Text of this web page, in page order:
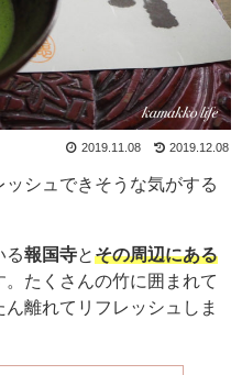
2019.12.08
2019.11.08
ッシュできそうな気がする
る報国寺とその周辺にある
。たくさんの竹に囲まれて
離れてリフレッシュしま